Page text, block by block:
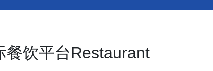
餐饮平台Restaurant